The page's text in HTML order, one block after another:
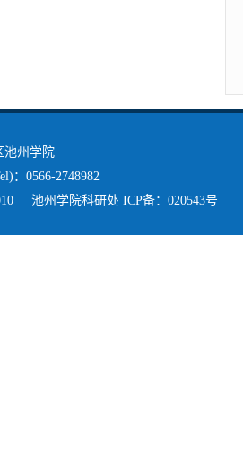
池州学院
：0566-2748982
池州学院科研处 ICP备：020543号